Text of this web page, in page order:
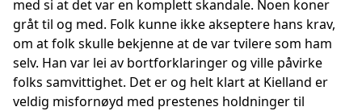
med si at det var en komplett skandale. Noen koner
gråt til og med. Folk kunne ikke akseptere hans krav,
om at folk skulle bekjenne at de var tvilere som ham
selv. Han var lei av bortforklaringer og ville påvirke
folks samvittighet. Det er og helt klart at Kielland er
veldig misfornøyd med prestenes holdninger til